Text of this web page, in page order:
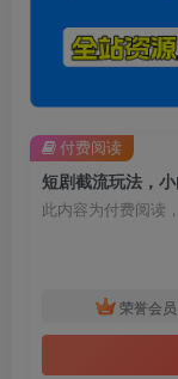
短剧截流玩法，
此内容为付费阅读
荣誉会员
付费阅读